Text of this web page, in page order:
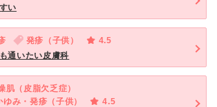
い
発疹（子供）
4.5
通いたい皮膚科
肌（皮脂欠乏症）
み・発疹（子供）
4.5